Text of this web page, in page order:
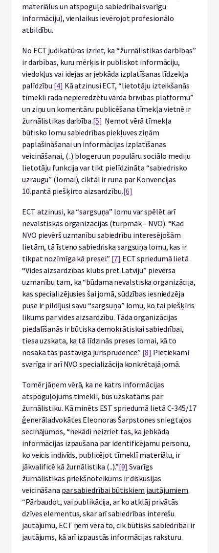
materiālus un atspoguļo sabiedrībai svarīgu
informāciju), vienlaikus ievērojot profesionālo
atbildību.
No ECT judikatūras izriet, ka “žurnālistikas darbības”
ir darbības, kuru mērķis ir publiskot informāciju,
viedokļus vai idejas ar jebkāda izplatīšanas līdzekļa
palīdzību.[4] Kā atzinusi ECT, “lietotāju izteikšanās
tīmeklī rada nepieredzētu vārda brīvības platformu”
un ziņu un komentāru publicēšana tīmekļa vietnē ir
žurnālistikas darbība.[5] Ņemot vērā tīmekļa
būtisko lomu sabiedrības piekļuves ziņām
paplašināšanai un informācijas izplatīšanas
veicināšanai, (..) blogeru un populāru sociālo mediju
lietotāju funkcija var tikt pielīdzināta “sabiedrisko
uzraugu” (lomai), ciktāl ir runa par Konvencijas
10.pantā piešķirto aizsardzību.[6]
ECT atzinusi, ka “sargsuņa” lomu var spēlēt arī
nevalstiskās organizācijas (turpmāk – NVO). “Kad
NVO pievērš uzmanību sabiedrību interesējošām
lietām, tā īsteno sabiedriska sargsuņa lomu, kas ir
tikpat nozīmīga kā presei.” [7] ECT spriedumā lietā
“Vides aizsardzības klubs pret Latviju” pievērsa
uzmanību tam, ka “būdama nevalstiska organizācija,
kas specializējusies šai jomā, sūdzības iesniedzēja
puse ir pildījusi savu “sargsuņa” lomu, ko tai piešķīris
likums par vides aizsardzību. Tāda organizācijas
piedalīšanās ir būtiska demokrātiskai sabiedrībai,
tiesa uzskata, ka tā līdzinās preses lomai, kā to
nosaka tās pastāvīgā jurisprudence.” [8] Pietiekami
svarīga ir arī NVO specializācija konkrētajā jomā.
Tomēr jāņem vērā, ka ne katrs informācijas
atspoguļojums timeklī, būs uzskatāms par
žurnālistiku. Kā minēts EST spriedumā lietā C-345/17
ģenerāladvokātes Eleonoras Šarpstones sniegtajos
secinājumos, “nekādi neizriet tas, ka jebkāda
informācijas izpaušana par identificējamu personu,
ko veicis indivīds, publicējot tīmeklī materiālu, ir
jākvalificē kā žurnālistika (..).”[9] Svarīgs
žurnālistikas priekšnoteikums ir diskusijas
veicināšana par sabiedrībai būtiskiem jautājumiem.
“Pārbaudot, vai publikācija, ar ko atklāj privātās
dzīves elementus, skar arī sabiedrības interešu
jautājumu, ECT ņem vērā to, cik būtisks sabiedrībai ir
jautājums, kā arī izpaustās informācijas raksturu.